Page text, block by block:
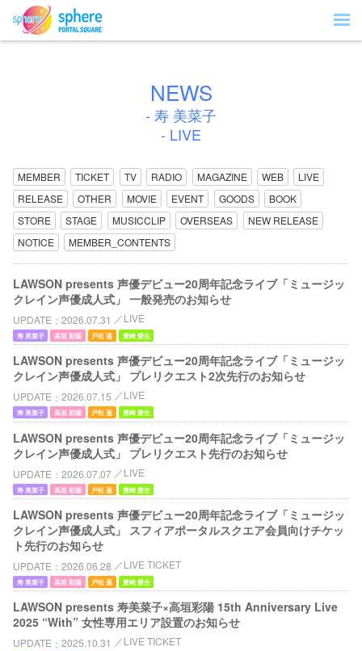
NEWS
- 寿 美菜子
- LIVE
MEMBER TICKET TV RADIO MAGAZINE WEB
LIVE
RELEASE
OTHER MOVIE EVENT GOODS
BOOK
STORE
STAGE MUSICCLIP OVERSEAS
NEW RELEASE
NOTICE
MEMBER_CONTENTS
LAWSON presents 声優デビュー20周年記念ライブ「ミュージッ
クレイン声優成人式」 一般発売のお知らせ
UPDATE 2026.07.31 LIVE
寿 美菜子 高垣 彩陽 戸松 遥 豊崎 愛生
LAWSON presents 声優デビュー20周年記念ライブ「ミュージッ
クレイン声優成人式」 プレリクエスト2次先行のお知らせ
UPDATE 2026.07.15 LIVE
寿 美菜子 高垣 彩陽 戸松 遥 豊崎 愛生
LAWSON presents 声優デビュー20周年記念ライブ「ミュージッ
クレイン声優成人式」 プレリクエスト先行のお知らせ
UPDATE 2026.07.07 LIVE
寿 美菜子 高垣 彩陽 戸松 遥 豊崎 愛生
LAWSON presents 声優デビュー20周年記念ライブ「ミュージッ
クレイン声優成人式」 スフィアポータルスクエア会員向けチケッ
ト先行のお知らせ
UPDATE 2026.06.28 LIVE TICKET
寿 美菜子 高垣 彩陽 戸松 遥 豊崎 愛生
LAWSON presents 寿美菜子×高垣彩陽 15th Anniversary Live
2025 “With” 女性専用エリア設置のお知らせ
UPDATE 2025.10.31 LIVE TICKET